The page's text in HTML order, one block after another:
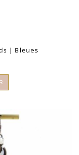
| Bleues